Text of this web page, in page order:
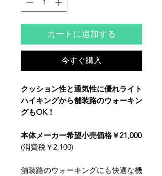
カートに追加する
今すぐ購入
クッション性と通気性に優れライト
ハイキングから舗装路のウォーキン
グもOK！
本体メーカー希望小売価格￥21,000
(消費税￥2,100)
舗装路のウォーキングにも快適な機